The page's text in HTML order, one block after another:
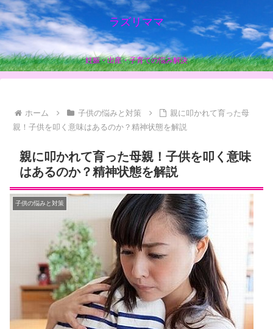
ラズリママ
妊娠・出産・子育ての悩み解決
ホーム 子供の悩みと対策
親に叩かれて育った母
親！子供を叩く意味はあるのか？精神状態を解説
親に叩かれて育った母親！子供を叩く意味
はあるのか？精神状態を解説
子供の悩みと対策